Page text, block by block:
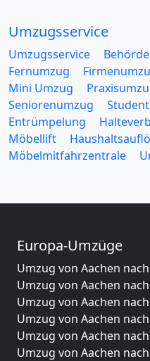
Umzugsservice
Umzugsservice
Fernumzug
Mini Umzug
Seniorenumzug
Entrümpelung
Möbellift
Möbelmitfahrzentrale
Europa-Umzüge
Umzug von Aachen
Umzug von Aachen
Umzug von Aachen
Umzug von Aachen
Umzug von Aachen
Umzug von Aachen